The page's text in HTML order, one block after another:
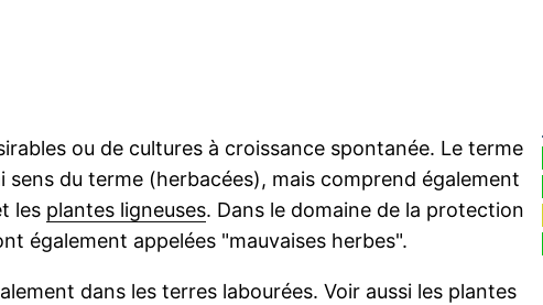
ou de cultures à croissance spontanée. Le terme
sens du terme (herbacées), mais comprend également
les plantes ligneuses. Dans le domaine de la protection
également appelées "mauvaises herbes".
dans les terres labourées. Voir aussi les plantes